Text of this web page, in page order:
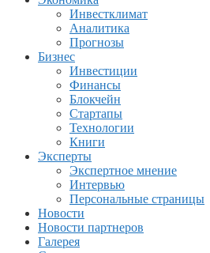
Инвестклимат
Аналитика
Прогнозы
Бизнес
Инвестиции
Финансы
Блокчейн
Стартапы
Технологии
Книги
Эксперты
Экспертное мнение
Интервью
Персональные страницы
Новости
Новости партнеров
Галерея